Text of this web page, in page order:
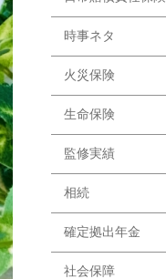
時事ネタ
火災保険
生命保険
監修実績
相続
確定拠出年金
社会保障